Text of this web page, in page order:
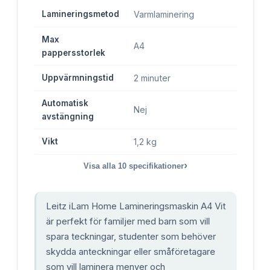
Lamineringsmetod Varmlaminering
Max
pappersstorlek
A4
Uppvärmningstid 2 minuter
Automatisk
avstängning
Nej
Vikt 1,2 kg
Visa alla 10 specifikationer›
Leitz iLam Home Lamineringsmaskin A4 Vit
är perfekt för familjer med barn som vill
spara teckningar, studenter som behöver
skydda anteckningar eller småföretagare
som vill laminera menyer och